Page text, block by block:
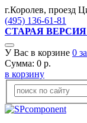
г.Королев, проезд
(495) 136-61-81
СТАРАЯ
У Вас в корзине 0
Сумма: 0 р.
в корзину